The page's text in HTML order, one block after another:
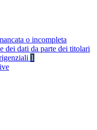
o incompleta
dei dati da parte dei titolari
1